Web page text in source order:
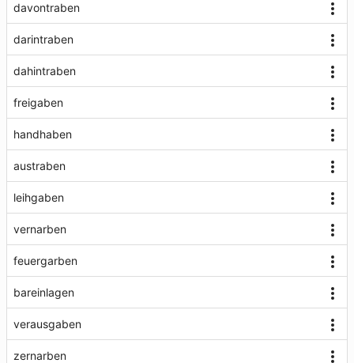
davontraben
darintraben
dahintraben
freigaben
handhaben
austraben
leihgaben
vernarben
feuergarben
bareinlagen
verausgaben
zernarben